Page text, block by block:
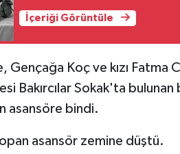
İçeriği Görüntüle
Gençağa Koç ve kızı
Bakırcılar Sokak'ta bulunan
asansöre bindi.
asansör zemine düştü.